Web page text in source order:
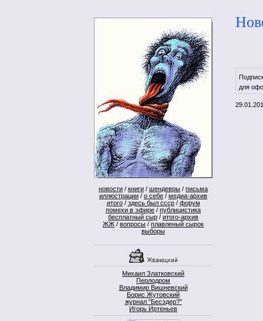
новости / книги / шендевры / письма
иллюстрации / о себе / медиа-архив
итого/ здесь был ссср/ форум
помехи в эфире / публицистика
бесплатный сыр / итого-архив
ЖЖ / вопросы / плавленый сырок
выборы
Михаил Златковский
Перлодром
Владимир Вишневский
Борис Жутовский
журнал "Бесэдер?"
Игорь Иртеньев
для